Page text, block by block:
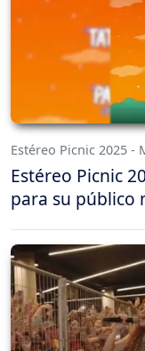
Estéreo Picnic 2025 -
Estéreo Picnic
para su público